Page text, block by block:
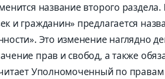
название второго
и гражданин» предлагается
Это изменение наглядно
прав и свобод, а также обя
Уполномоченный по правам